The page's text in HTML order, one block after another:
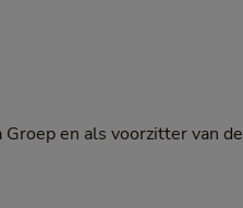
en als voorzitter van de